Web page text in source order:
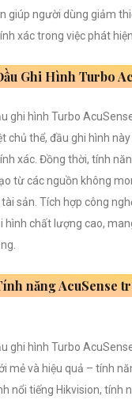
giúp người dùng giảm
xác trong việc phát
Ghi Hình Turbo
ghi hình Turbo
chủ thể, đầu ghi hình
xác. Đồng thời, tính
từ các nguồn không
tài sản. Tích hợp công
hình chất lượng cao,
năng AcuSense
ghi hình Turbo
mẻ và hiệu quả – tính
nổi tiếng Hikvision, tính